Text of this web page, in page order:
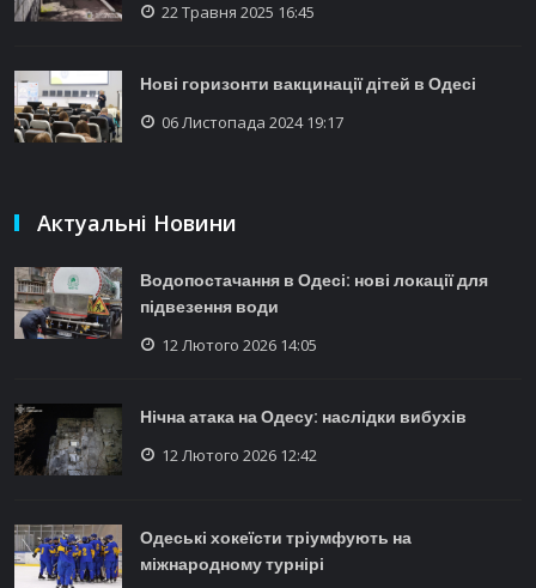
22 Травня 2025 16:45
Нові горизонти вакцинації дітей в Одесі
06 Листопада 2024 19:17
Актуальні Новини
Водопостачання в Одесі: нові локації для
підвезення води
12 Лютого 2026 14:05
Нічна атака на Одесу: наслідки вибухів
12 Лютого 2026 12:42
Одеські хокеїсти тріумфують на
міжнародному турнірі